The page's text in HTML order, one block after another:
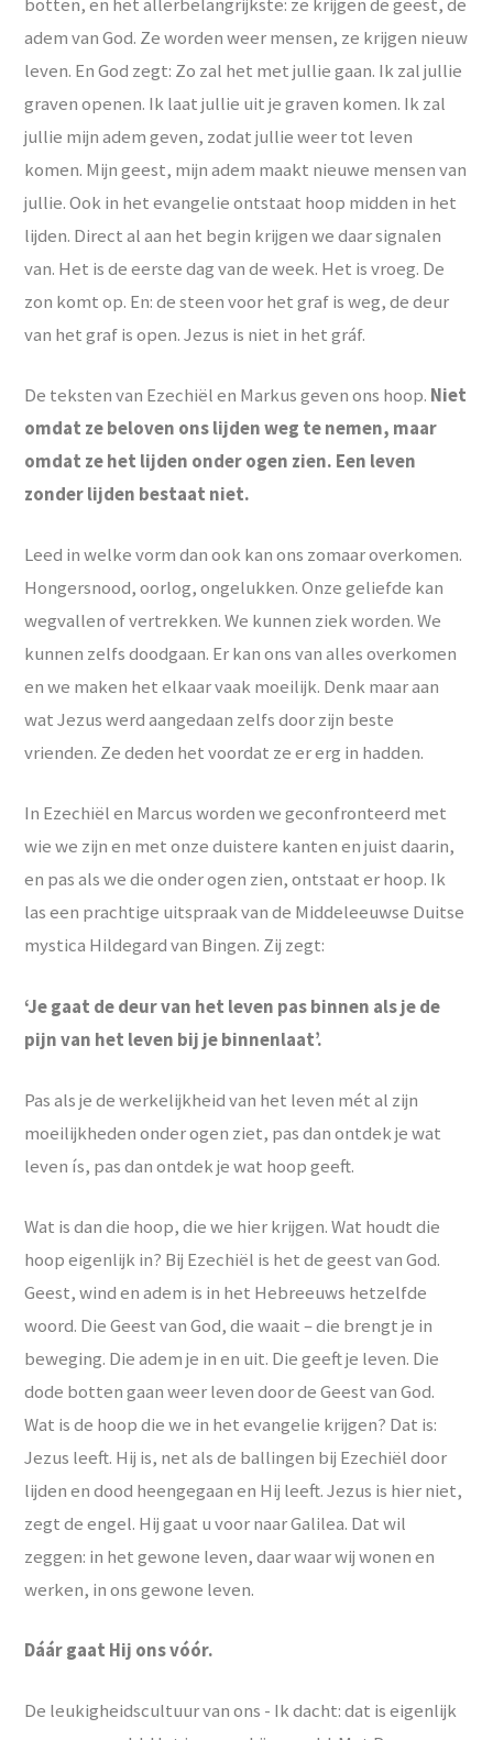
adem van God. Ze worden weer mensen, ze krijgen nieuw
leven. En God zegt: Zo zal het met jullie gaan. Ik zal jullie
graven openen. Ik laat jullie uit je graven komen. Ik zal
jullie mijn adem geven, zodat jullie weer tot leven
komen. Mijn geest, mijn adem maakt nieuwe mensen van
jullie. Ook in het evangelie ontstaat hoop midden in het
lijden. Direct al aan het begin krijgen we daar signalen
van. Het is de eerste dag van de week. Het is vroeg. De
zon komt op. En: de steen voor het graf is weg, de deur
van het graf is open. Jezus is niet in het gráf.
De teksten van Ezechiël en Markus geven ons hoop. Niet
omdat ze beloven ons lijden weg te nemen, maar
omdat ze het lijden onder ogen zien. Een leven
zonder lijden bestaat niet.
Leed in welke vorm dan ook kan ons zomaar overkomen.
Hongersnood, oorlog, ongelukken. Onze geliefde kan
wegvallen of vertrekken. We kunnen ziek worden. We
kunnen zelfs doodgaan. Er kan ons van alles overkomen
en we maken het elkaar vaak moeilijk. Denk maar aan
wat Jezus werd aangedaan zelfs door zijn beste
vrienden. Ze deden het voordat ze er erg in hadden.
In Ezechiël en Marcus worden we geconfronteerd met
wie we zijn en met onze duistere kanten en juist daarin,
en pas als we die onder ogen zien, ontstaat er hoop. Ik
las een prachtige uitspraak van de Middeleeuwse Duitse
mystica Hildegard van Bingen. Zij zegt:
‘Je gaat de deur van het leven pas binnen als je de
pijn van het leven bij je binnenlaat’.
Pas als je de werkelijkheid van het leven mét al zijn
moeilijkheden onder ogen ziet, pas dan ontdek je wat
leven ís, pas dan ontdek je wat hoop geeft.
Wat is dan die hoop, die we hier krijgen. Wat houdt die
hoop eigenlijk in? Bij Ezechiël is het de geest van God.
Geest, wind en adem is in het Hebreeuws hetzelfde
woord. Die Geest van God, die waait – die brengt je in
beweging. Die adem je in en uit. Die geeft je leven. Die
dode botten gaan weer leven door de Geest van God.
Wat is de hoop die we in het evangelie krijgen? Dat is:
Jezus leeft. Hij is, net als de ballingen bij Ezechiël door
lijden en dood heengegaan en Hij leeft. Jezus is hier niet,
zegt de engel. Hij gaat u voor naar Galilea. Dat wil
zeggen: in het gewone leven, daar waar wij wonen en
werken, in ons gewone leven.
Dáár gaat Hij ons vóór.
De leukigheidscultuur van ons - Ik dacht: dat is eigenlijk